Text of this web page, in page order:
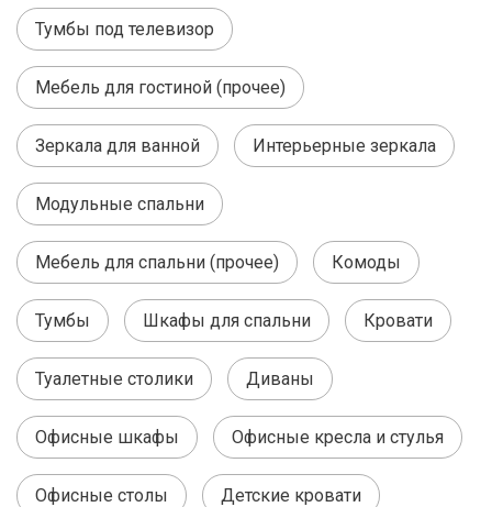
Тумбы под телевизор
Мебель для гостиной (прочее)
Зеркала для ванной Интерьерные зеркала
Модульные спальни
Мебель для спальни (прочее) Комоды
Тумбы Шкафы для спальни Кровати
Туалетные столики Диваны
Офисные шкафы Офисные кресла и стулья
Офисные столы Детские кровати